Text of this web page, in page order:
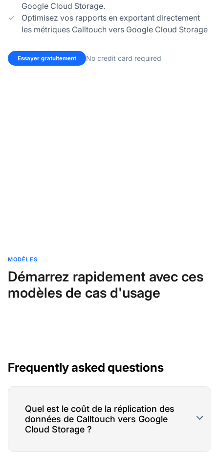
Google Cloud Storage.
Optimisez vos rapports en exportant directement
les métriques Calltouch vers Google Cloud Storage
Essayer gratuitement No credit card required
MODÈLES
Démarrez rapidement avec ces
modèles de cas d'usage
Frequently asked questions
Quel est le coût de la réplication des
données de Calltouch vers Google
Cloud Storage ?